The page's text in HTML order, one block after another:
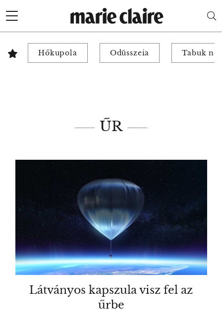
Hőkupola Odüsszeia Tabuk
ŰR
Látványos kapszula visz fel az
űrbe